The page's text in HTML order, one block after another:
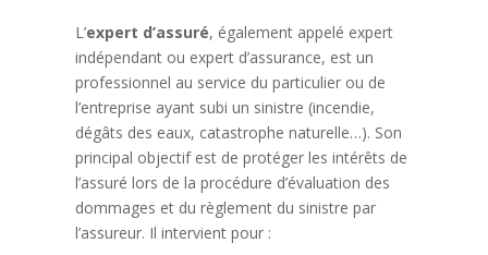
L’expert d’assuré, également appelé expert
indépendant ou expert d’assurance, est un
professionnel au service du particulier ou de
l’entreprise ayant subi un sinistre (incendie,
dégâts des eaux, catastrophe naturelle…). Son
principal objectif est de protéger les intérêts de
l’assuré lors de la procédure d’évaluation des
dommages et du règlement du sinistre par
l’assureur. Il intervient pour :